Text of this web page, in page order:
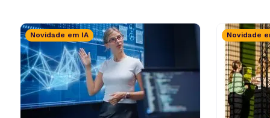
Novidade em IA Novidade